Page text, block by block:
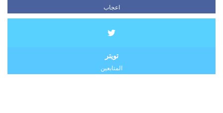
اعجاب
تويتر
المتابعين